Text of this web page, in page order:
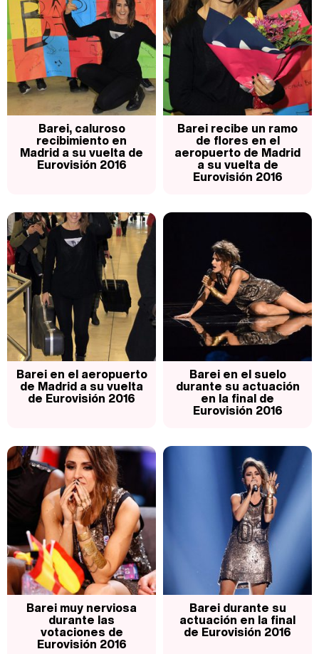
Barei, caluroso
recibimiento en
Madrid a su vuelta de
Eurovisión 2016
Barei recibe un ramo
de flores en el
aeropuerto de Madrid
a su vuelta de
Eurovisión 2016
Barei en el aeropuerto
de Madrid a su vuelta
de Eurovisión 2016
Barei en el suelo
durante su actuación
en la final de
Eurovisión 2016
Barei muy nerviosa
durante las
votaciones de
Eurovisión 2016
Barei durante su
actuación en la final
de Eurovisión 2016